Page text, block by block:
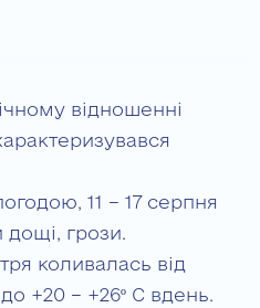
відношенні
11 – 17 серпня
грози.
коливалась від
до +20 – +26º С вдень.